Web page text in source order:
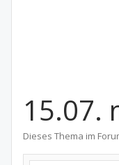
15.07.
Dieses Thema im